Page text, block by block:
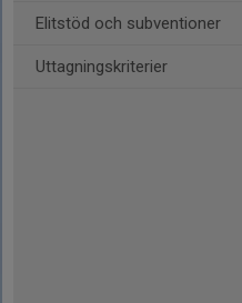
Elitstöd och subventioner
Uttagningskriterier